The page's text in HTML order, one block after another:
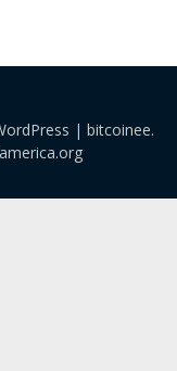
| bitcoinee.